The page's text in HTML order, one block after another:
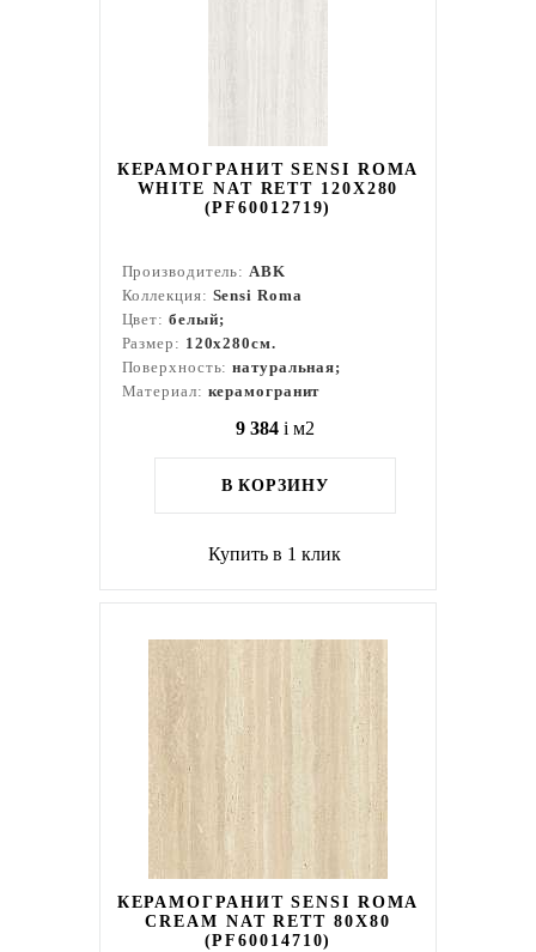
КЕРАМОГРАНИТ SENSI ROMA
WHITE NAT RETT 120X280
(PF60012719)
Производитель:ABK
Коллекция: Sensi Roma
Цвет: белый;
Размер: 120x280см.
Поверхность:натуральная;
Материал: керамогранит
9 384 i м2
В КОРЗИНУ
Купить в 1 клик
КЕРАМОГРАНИТ SENSI ROMA
CREAM NAT RETT 80X80
(PF60014710)